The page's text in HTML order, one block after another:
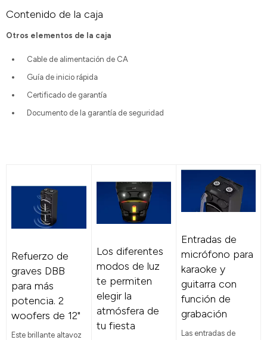
Contenido de la caja
Otros elementos de la caja
Cable de alimentación de CA
Guía de inicio rápida
Certificado de garantía
Documento de la garantía de seguridad
Refuerzo de
graves DBB
para más
potencia. 2
woofers de 12"
Este brillante altavoz
Los diferentes
modos de luz
te permiten
elegir la
atmósfera de
tu fiesta
Entradas de
micrófono para
karaoke y
guitarra con
función de
grabación
Las entradas de